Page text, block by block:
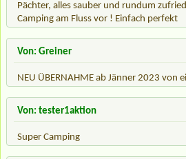
Pächter, alles sauber und rundum
Camping am Fluss vor ! Einfach perfekt
Von: Greiner
NEU ÜBERNAHME ab Jänner 2023 von
Von: tester1aktion
Super Camping